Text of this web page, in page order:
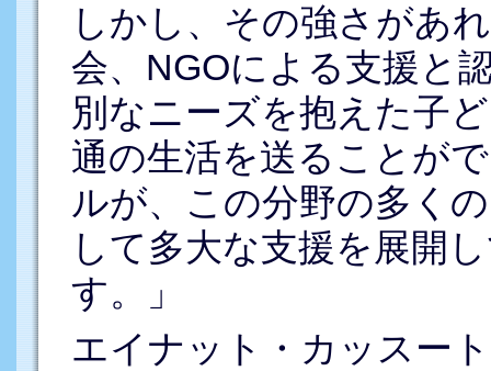
しかし、その強さがあ
会、NGOによる支援と
別なニーズを抱えた子
通の生活を送ることが
ルが、この分野の多く
して多大な支援を展開
す。」
エイナット・カッスー